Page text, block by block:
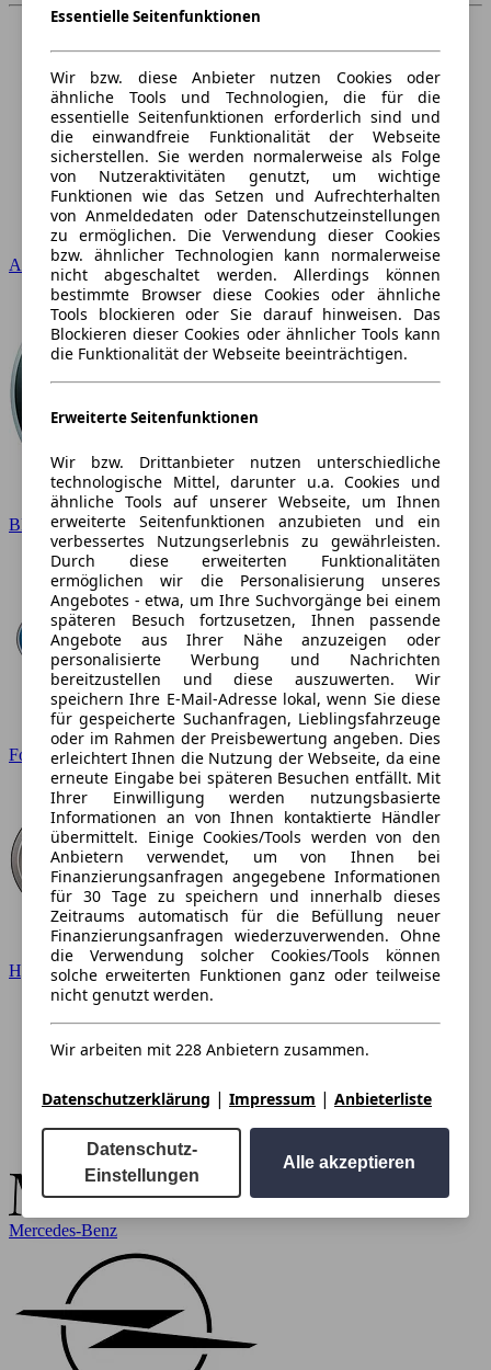
Audi
BMW
Ford
Hyundai
Mercedes-Benz
Essentielle Seitenfunktionen
Wir bzw. diese Anbieter nutzen Cookies oder
ähnliche Tools und Technologien, die für die
essentielle Seitenfunktionen erforderlich sind und
die einwandfreie Funktionalität der Webseite
sicherstellen. Sie werden normalerweise als Folge
von Nutzeraktivitäten genutzt, um wichtige
Funktionen wie das Setzen und Aufrechterhalten
von Anmeldedaten oder Datenschutzeinstellungen
zu ermöglichen. Die Verwendung dieser Cookies
bzw. ähnlicher Technologien kann normalerweise
nicht abgeschaltet werden. Allerdings können
bestimmte Browser diese Cookies oder ähnliche
Tools blockieren oder Sie darauf hinweisen. Das
Blockieren dieser Cookies oder ähnlicher Tools kann
die Funktionalität der Webseite beeinträchtigen.
Erweiterte Seitenfunktionen
Wir bzw. Drittanbieter nutzen unterschiedliche
technologische Mittel, darunter u.a. Cookies und
ähnliche Tools auf unserer Webseite, um Ihnen
erweiterte Seitenfunktionen anzubieten und ein
verbessertes Nutzungserlebnis zu gewährleisten.
Durch diese erweiterten Funktionalitäten
ermöglichen wir die Personalisierung unseres
Angebotes - etwa, um Ihre Suchvorgänge bei einem
späteren Besuch fortzusetzen, Ihnen passende
Angebote aus Ihrer Nähe anzuzeigen oder
personalisierte Werbung und Nachrichten
bereitzustellen und diese auszuwerten. Wir
speichern Ihre E-Mail-Adresse lokal, wenn Sie diese
für gespeicherte Suchanfragen, Lieblingsfahrzeuge
oder im Rahmen der Preisbewertung angeben. Dies
erleichtert Ihnen die Nutzung der Webseite, da eine
erneute Eingabe bei späteren Besuchen entfällt. Mit
Ihrer Einwilligung werden nutzungsbasierte
Informationen an von Ihnen kontaktierte Händler
übermittelt. Einige Cookies/Tools werden von den
Anbietern verwendet, um von Ihnen bei
Finanzierungsanfragen angegebene Informationen
für 30 Tage zu speichern und innerhalb dieses
Zeitraums automatisch für die Befüllung neuer
Finanzierungsanfragen wiederzuverwenden. Ohne
die Verwendung solcher Cookies/Tools können
solche erweiterten Funktionen ganz oder teilweise
nicht genutzt werden.
Wir arbeiten mit 228 Anbietern zusammen.
Datenschutzerklärung | Impressum | Anbieterliste
Datenschutz-
Einstellungen
Alle akzeptieren